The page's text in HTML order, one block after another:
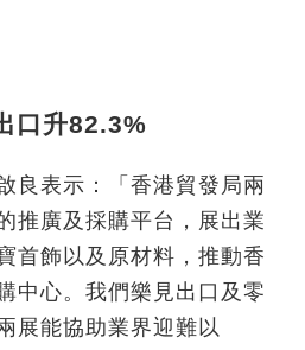
口升82.3%
良表示：「香港貿發局兩
推廣及採購平台，展出業
首飾以及原材料，推動香
中心。我們樂見出口及零
展能協助業界迎難以